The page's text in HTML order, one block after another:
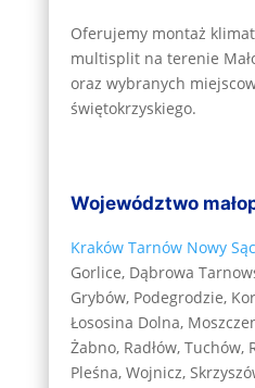
Oferujemy montaż
multisplit na terenie
oraz wybranych
świętokrzyskiego.
Województwo
Kraków Tarnów Nowy
Gorlice, Dąbrowa
Grybów, Podegrodzie,
Łososina Dolna,
Żabno, Radłów, Tuchów,
Pleśna, Wojnicz,